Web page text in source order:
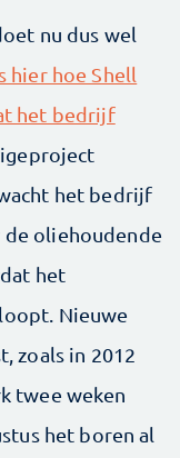
nu dus wel
hier hoe Shell
het bedrijf
het bedrijf
de oliehoudende
het
Nieuwe
zoals in 2012
twee weken
het boren al